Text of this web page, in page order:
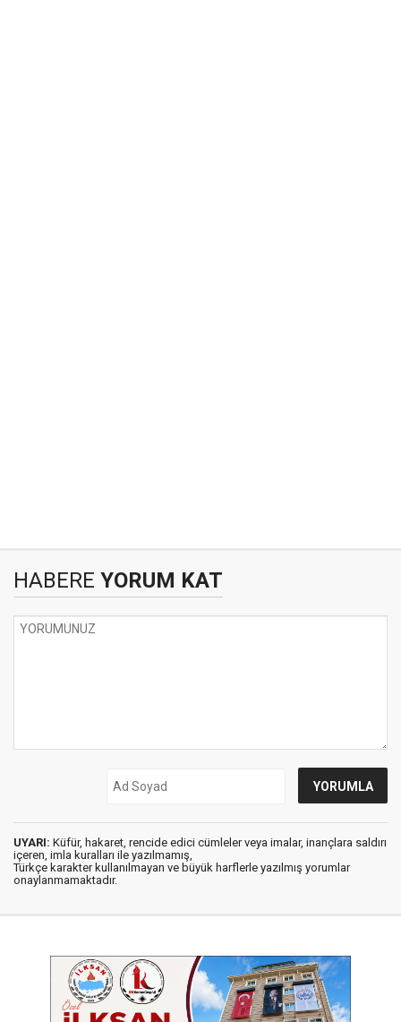
HABERE YORUM KAT
UYARI: Küfür, hakaret, rencide edici cümleler veya imalar, inançlara saldırı
içeren, imla kuralları ile yazılmamış,
Türkçe karakter kullanılmayan ve büyük harflerle yazılmış yorumlar
onaylanmamaktadır.